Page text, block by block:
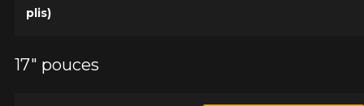
plis)
17" pouces